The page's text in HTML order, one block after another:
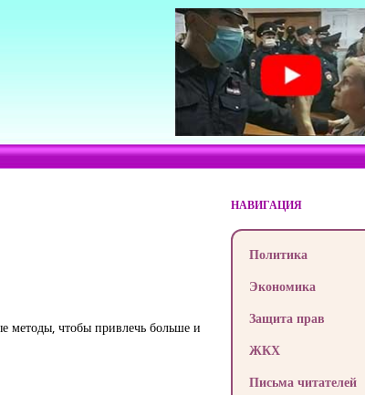
методы, чтобы привлечь больше и
НАВИГАЦИЯ
Политика
Экономика
Защита прав
ЖКХ
Письма читателей